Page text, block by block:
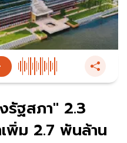
รัฐสภา" 2.3
พิ่ม 2.7 พันล้าน